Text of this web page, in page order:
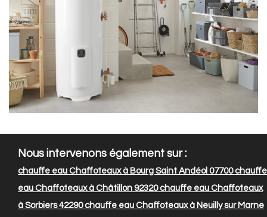
Nous intervenons également sur :
chauffe eau Chaffoteaux à Bourg Saint Andéol 07700chauffe
eau Chaffoteaux à Châtillon 92320chauffe eau Chaffoteaux
à Sorbiers 42290chauffe eau Chaffoteaux à Neuilly sur Marne